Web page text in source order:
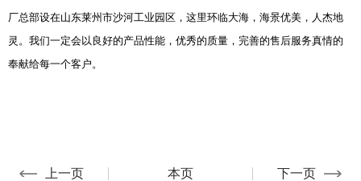
厂总部设在山东莱州市沙河工业园区，这里环临大海，海景优美，人杰地
灵。我们一定会以良好的产品性能，优秀的质量，完善的售后服务真情的
奉献给每一个客户。
上一页 本页 下一页